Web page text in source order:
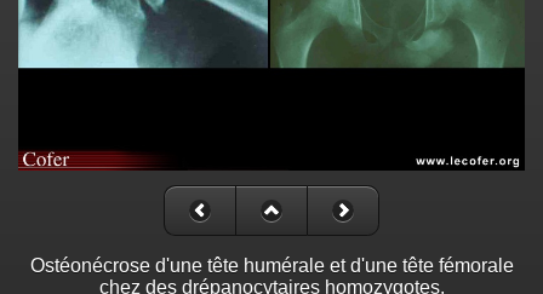
Ostéonécrose d'une tête humérale et d'une tête fémorale
chez des drépanocytaires homozygotes.